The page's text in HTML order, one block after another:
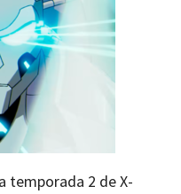
temporada 2 de X-